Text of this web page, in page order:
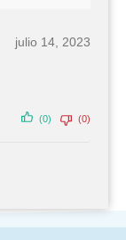
julio 14, 2023
(0) (0)